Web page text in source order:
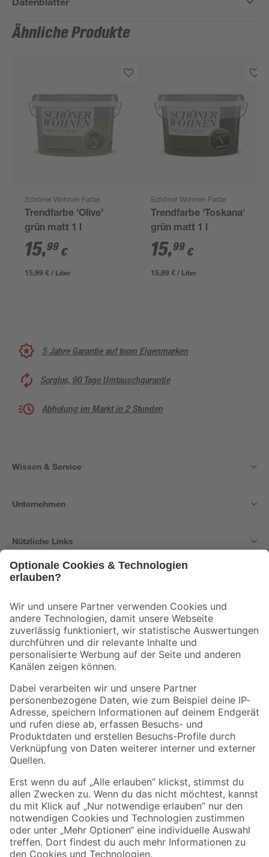
Ähnliche Produkte
Schöner Wohnen Farbe
Trendfarbe 'Olive'
grün matt 1 l
15,99 €
15,99 € / Liter
Schöner Wohnen Farbe
Trendfarbe 'Toskana'
grün matt 1 l
15,99 €
15,99 € / Liter
5 Jahre Garantie auf toom Eigenmarken
Sorglos, 90 Tage Umtauschgarantie
Abholung im Markt in 2 Stunden
Wissen & Service
Unternehmen
Nützliche Links
Der toom Newsletter: Keine Angebote und Aktionen mehr verpassen!
Zur Newsletter Anmeldung
Folge uns
Zahlungsarten Versandarten
Sicher einkaufen
Jetzt die toom-App herunterladen